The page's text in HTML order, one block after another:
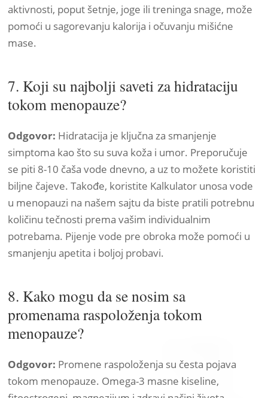
aktivnosti, poput šetnje, joge ili treninga snage, može
pomoći u sagorevanju kalorija i očuvanju mišićne
mase.
7. Koji su najbolji saveti za hidrataciju
tokom menopauze?
Odgovor: Hidratacija je ključna za smanjenje
simptoma kao što su suva koža i umor. Preporučuje
se piti 8-10 čaša vode dnevno, a uz to možete koristiti
biljne čajeve. Takođe, koristite Kalkulator unosa vode
u menopauzi na našem sajtu da biste pratili potrebnu
količinu tečnosti prema vašim individualnim
potrebama. Pijenje vode pre obroka može pomoći u
smanjenju apetita i boljoj probavi.
8. Kako mogu da se nosim sa
promenama raspoloženja tokom
menopauze?
Odgovor: Promene raspoloženja su česta pojava
tokom menopauze. Omega-3 masne kiseline,